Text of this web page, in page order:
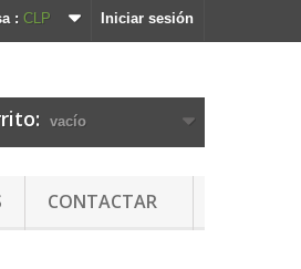
Iniciar sesión
: CLP
vacío
CONTACTAR